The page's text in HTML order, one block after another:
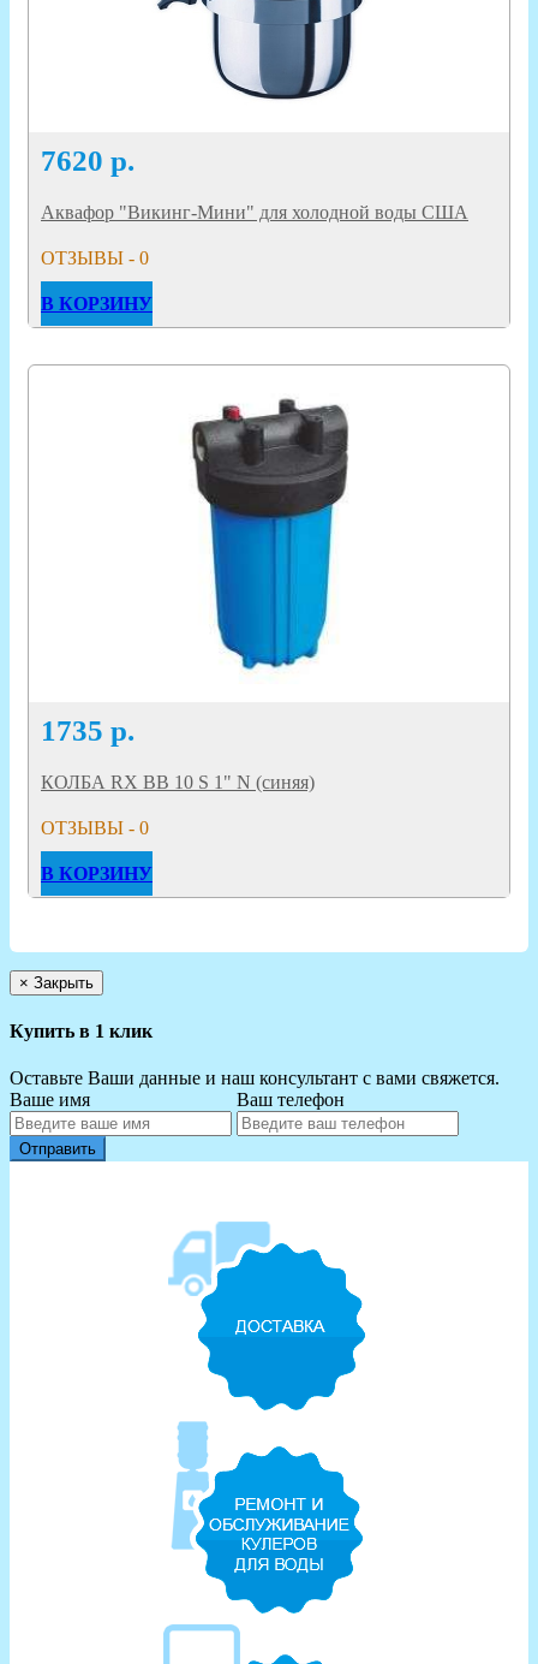
7620 р.
Аквафор "Викинг-Мини" для холодной воды США
ОТЗЫВЫ - 0
В КОРЗИНУ
1735 р.
КОЛБА RX BB 10 S 1" N (синяя)
ОТЗЫВЫ - 0
В КОРЗИНУ
× Закрыть
Купить в 1 клик
Оставьте Ваши данные и наш консультант с вами свяжется.
Ваше имя
Ваш телефон
Отправить